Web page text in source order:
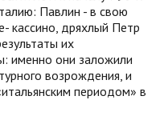
Павлин - в свою
кассино, дряхлый Петр
их
именно они заложили
возрождения, и
периодом» в